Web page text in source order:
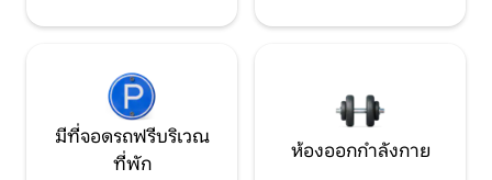
มีที่จอดรถฟรีบริเวณ
ที่พัก
ห้องออกกำลังกาย